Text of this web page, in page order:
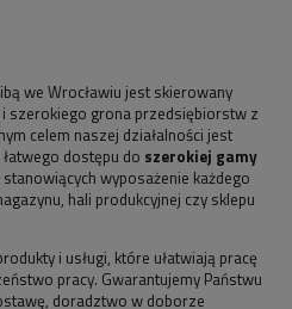
we Wrocławiu jest skierowany
szerokiego grona przedsiębiorstw z
celem naszej działalności jest
dostępu do szerokiej gamy
stanowiących wyposażenie każdego
hali produkcyjnej czy sklepu
i usługi, które ułatwiają pracę
pracy. Gwarantujemy Państwu
doradztwo w doborze